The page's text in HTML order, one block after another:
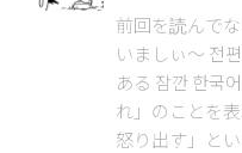
前回を読んで
いましぃ～ 전
ある 잠깐 한국
れ」のことを
怒り出す」と